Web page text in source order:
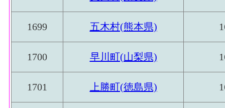
1699 五木村(熊本県)
1700 早川町(山梨県)
1701 上勝町(徳島県)